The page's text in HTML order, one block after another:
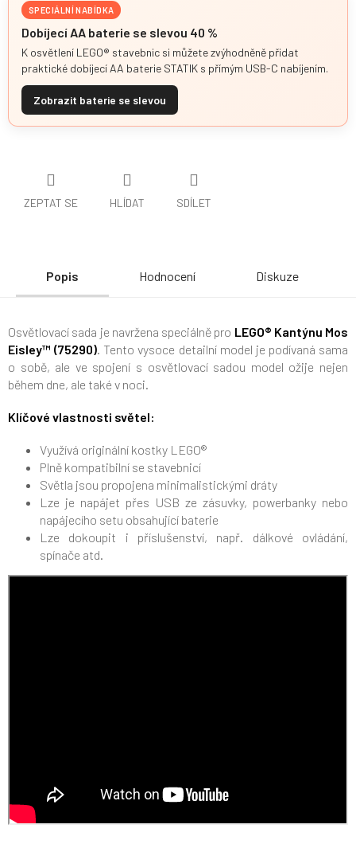
SPECIÁLNÍ NABÍDKA
Dobíjecí AA baterie se slevou 40 %
K osvětlení LEGO® stavebnic si můžete zvýhodněně přidat
praktické dobíjecí AA baterie STATIK s přímým USB-C nabíjením.
Zobrazit baterie se slevou
ZEPTAT SE HLÍDAT SDÍLET
Popis Hodnocení Diskuze
Osvětlovací sada je navržena speciálně pro LEGO® Kantýnu Mos
Eisley™ (75290). Tento vysoce detailní model je podívaná sama
o sobě, ale ve spojení s osvětlovací sadou model ožije nejen
během dne, ale také v noci.
Klíčové vlastnosti světel:
Využívá originální kostky LEGO®
Plně kompatibilní se stavebnicí
Světla jsou propojena minimalistickými dráty
Lze je napájet přes USB ze zásuvky, powerbanky nebo
napájecího setu obsahující baterie
Lze dokoupit i příslušenství, např. dálkové ovládání,
spínače atd.